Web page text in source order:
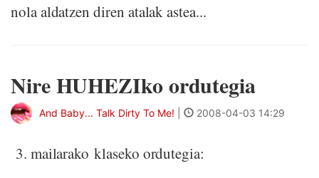
nola aldatzen diren atalak astea...
Nire HUHEZIko ordutegia
And Baby... Talk Dirty To Me! 2008-04-03 14:29
3. mailarako klaseko ordutegia: